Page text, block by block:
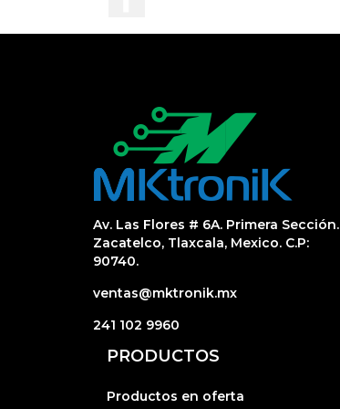
Av. Las Flores # 6A. Primera Sección.
Zacatelco, Tlaxcala, Mexico. C.P:
90740.
ventas@mktronik.mx
241 102 9960
PRODUCTOS
Productos en oferta